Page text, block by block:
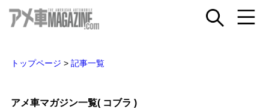
トップページ > 記事一覧
アメ車マガジン一覧( コブラ )